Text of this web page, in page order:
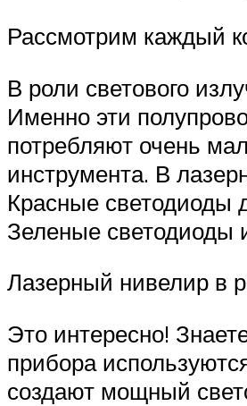
Рассмотрим каждый
В роли светового
Именно эти
потребляют очень
инструмента. В
Красные светодиоды
Зеленые светодиоды
Лазерный нивелир в
Это интересно!
прибора
создают мощный